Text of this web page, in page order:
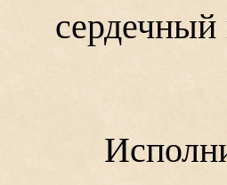
сердечный